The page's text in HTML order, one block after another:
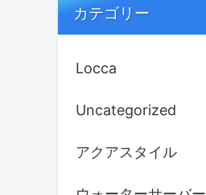
カテゴリー
Locca
Uncategorized
アクアスタイル